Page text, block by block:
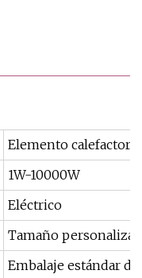
Elemento calefactor
1W-10000W
Eléctrico
Tamaño
Embalaje estándar